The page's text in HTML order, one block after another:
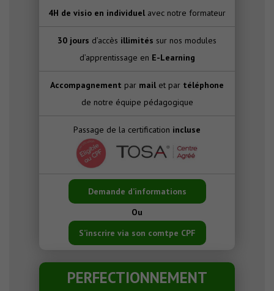
4H de visio en individuel avec notre formateur
30 jours d’accès illimités sur nos modules
d’apprentissage en E-Learning
Accompagnement par mail et par téléphone
de notre équipe pédagogique
Passage de la certification incluse
Demande d’informations
Ou
S’inscrire via son comtpe CPF
PERFECTIONNEMENT